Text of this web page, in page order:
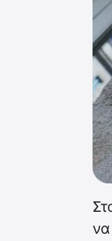
να